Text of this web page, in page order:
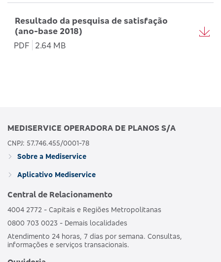
Resultado da pesquisa de satisfação
(ano-base 2018)
PDF
2.64 MB
MEDISERVICE OPERADORA DE PLANOS S/A
CNPJ: 57.746.455/0001-78
Sobre a Mediservice
Aplicativo Mediservice
Central de Relacionamento
4004 2772 - Capitais e Regiões Metropolitanas
0800 703 0023 - Demais localidades
Atendimento 24 horas, 7 dias por semana. Consultas,
informações e serviços transacionais.